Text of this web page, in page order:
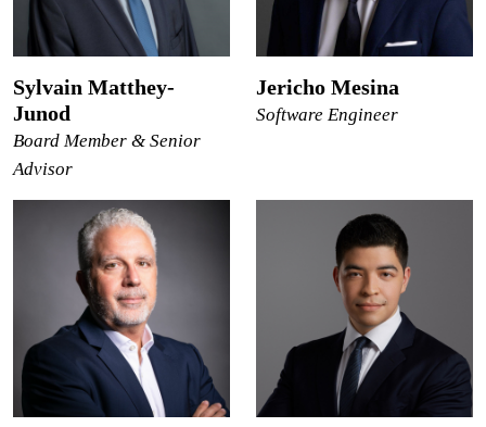
Sylvain Matthey-
Junod
Board Member & Senior
Advisor
Jericho Mesina
Software Engineer